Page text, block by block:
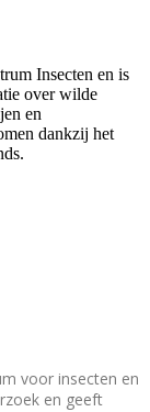
Insecten en is
over wilde
en
dankzij het
voor insecten en
en geeft